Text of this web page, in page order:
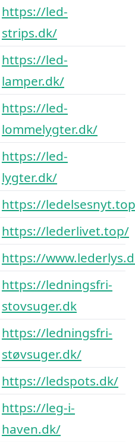
https://led-
strips.dk/
https://led-
lamper.dk/
https://led-
lommelygter.dk/
https://led-
lygter.dk/
https://
https://lederlivet.top/
https://
https://ledningsfri-
stovsuger.dk
https://ledningsfri-
støvsuger.dk/
https://ledspots.dk/
https://leg-i-
haven.dk/